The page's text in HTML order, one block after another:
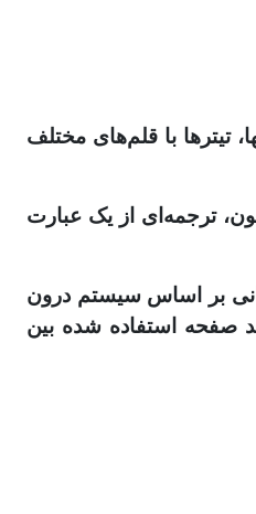
با قلم‌های مختلف
ترجمه‌ای از یک عبارت
بر اساس سیستم درون
صفحه استفاده شده بین